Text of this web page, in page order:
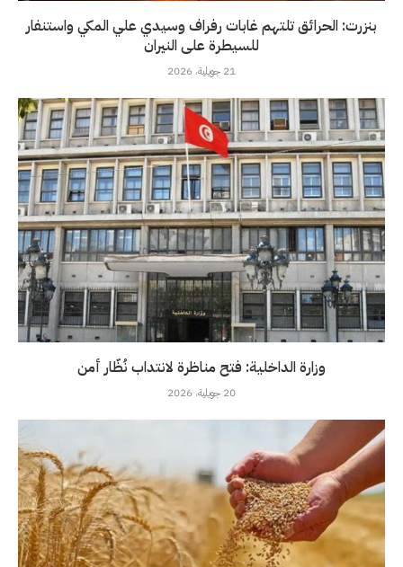
بنزرت: الحرائق تلتهم غابات رفراف وسيدي علي المكي واستنفار
للسيطرة على النيران
21 جويلية، 2026
وزارة الداخلية: فتح مناظرة لانتداب نُظّار أمن
20 جويلية، 2026